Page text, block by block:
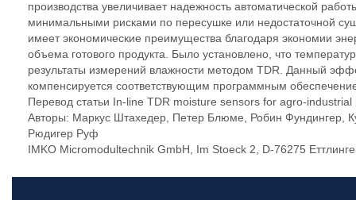
производства увеличивает надежность автоматической
минимальными рисками по пересушке или недостаточной
имеет экономические преимущества благодаря экономии
объема готового продукта. Было установлено, что
результаты измерений влажности методом TDR. Данный
компенсируется соответствующим программным
Перевод статьи In-line TDR moisture sensors for agro-industrial
Авторы: Маркус Штахедер, Петер Блюме, Робин Фундингер,
Рюдигер Руф
IMKO Micromodultechnik GmbH, Im Stoeck 2, D-76275